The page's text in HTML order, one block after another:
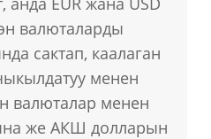
валюталарды
сактап, каалаган
менен
валюталар менен
же АКШ долларын